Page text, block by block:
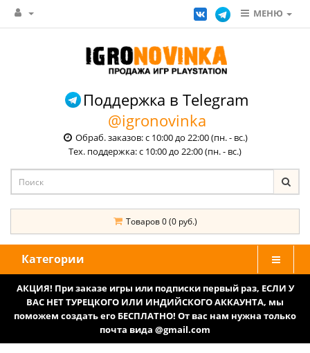
МЕНЮ
Поддержка в Telegram
@igronovinka
Обраб. заказов: с 10:00 до 22:00 (пн. - вс.)
Тех. поддержка: с 10:00 до 22:00 (пн. - вс.)
Товаров 0 (0 руб.)
Категории
АКЦИЯ! При заказе игры или подписки первый раз, ЕСЛИ У
ВАС НЕТ ТУРЕЦКОГО ИЛИ ИНДИЙСКОГО АККАУНТА, мы
поможем создать его БЕСПЛАТНО! От вас нам нужна только
почта вида @gmail.com